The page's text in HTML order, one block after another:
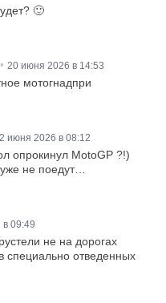
🙂
• 20 июня 2026 в 14:53
мотогнадпри
июня 2026 в 08:12
опрокинул MotoGP ?!)
не поедут…
09:49
не на дорогах
специально отведенных